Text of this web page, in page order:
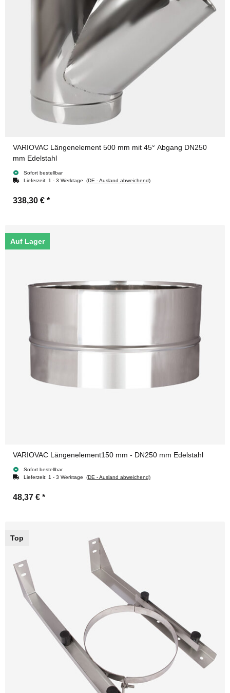
VARIOVAC Längenelement 500 mm mit 45° Abgang DN250
mm Edelstahl
Sofort bestellbar
Lieferzeit: 1 - 3 Werktage (DE - Ausland abweichend)
338,30 € *
Auf Lager
VARIOVAC Längenelement150 mm - DN250 mm Edelstahl
Sofort bestellbar
Lieferzeit: 1 - 3 Werktage (DE - Ausland abweichend)
48,37 € *
Top